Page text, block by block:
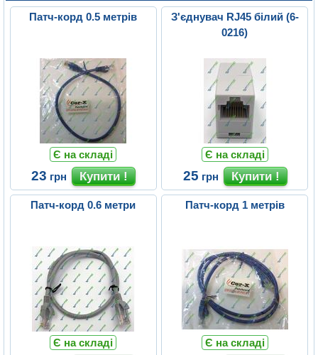
Патч-корд 0.5 метрів
Є на складі
23 грн
З'єднувач RJ45 білий (6-
0216)
Є на складі
25 грн
Патч-корд 0.6 метри
Є на складі
Патч-корд 1 метрів
Є на складі